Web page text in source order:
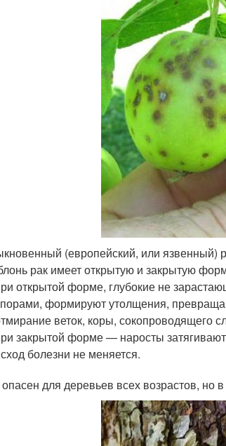
(европейский, или язвенный)
рак имеет открытую и закрытую
открытой форме, глубокие не
формируют утолщения,
веток, коры, сокопроводящего
закрытой форме — наросты
болезни не меняется.
для деревьев всех возрастов,